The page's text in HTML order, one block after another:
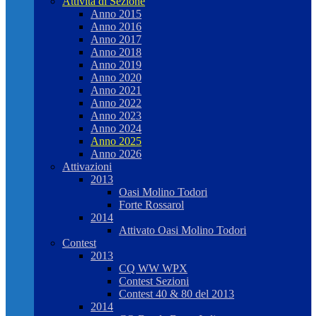
Anno 2015
Anno 2016
Anno 2017
Anno 2018
Anno 2019
Anno 2020
Anno 2021
Anno 2022
Anno 2023
Anno 2024
Anno 2025
Anno 2026
Attivazioni
2013
Oasi Molino Todori
Forte Rossarol
2014
Attivato Oasi Molino Todori
Contest
2013
CQ WW WPX
Contest Sezioni
Contest 40 & 80 del 2013
2014